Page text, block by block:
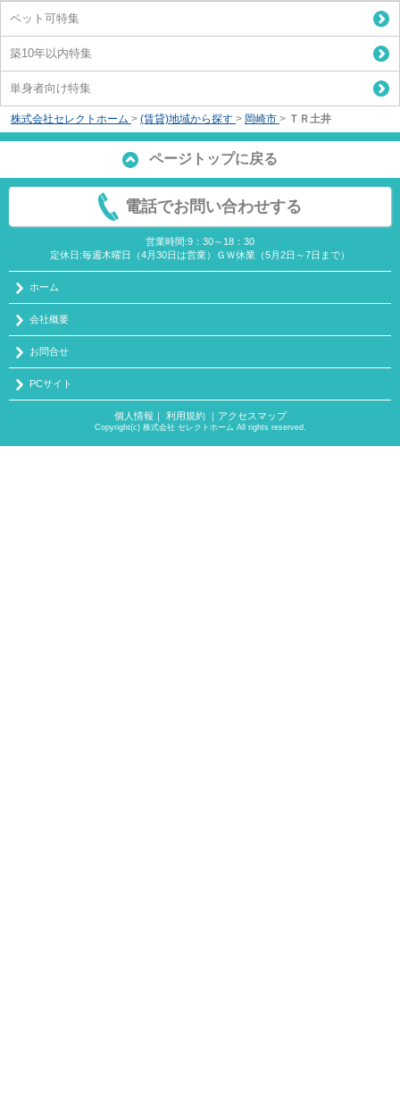
ペット可特集
築10年以内特集
単身者向け特集
株式会社セレクトホーム > (賃貸)地域から探す > 岡崎市 > ＴＲ土井
ページトップに戻る
電話でお問い合わせする
営業時間:9：30～18：30
定休日:毎週木曜日（4月30日は営業）ＧＷ休業（5月2日～7日まで）
ホーム
会社概要
お問合せ
PCサイト
個人情報 利用規約｜ アクセスマップ
Copyright(c) 株式会社 セレクトホーム All rights reserved.